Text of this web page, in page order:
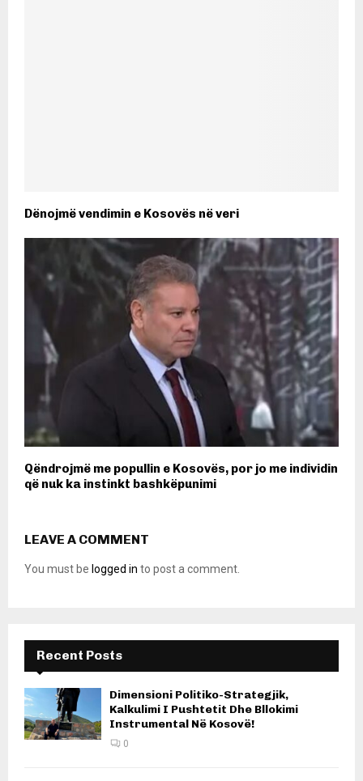
Dënojmë vendimin e Kosovës në veri
Qëndrojmë me popullin e Kosovës, por jo me individin
që nuk ka instinkt bashkëpunimi
LEAVE A COMMENT
You must be logged in to post a comment.
Recent Posts
Dimensioni Politiko-Strategjik,
Kalkulimi I Pushtetit Dhe Bllokimi
Instrumental Në Kosovë!
0